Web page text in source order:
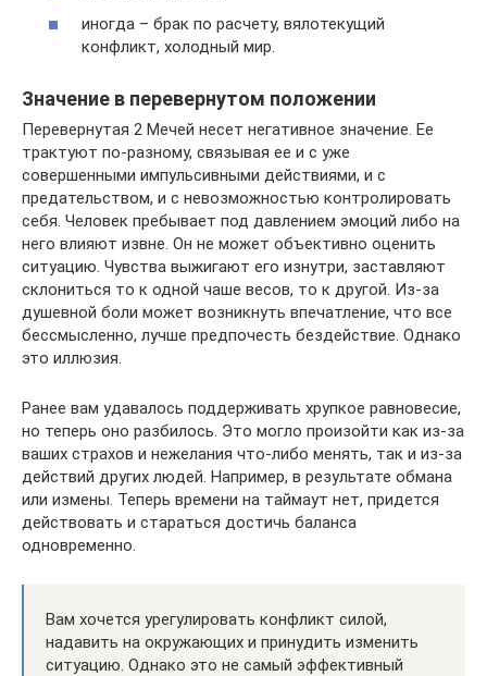
иногда – брак по расчету, вялотекущий
конфликт, холодный мир.
Значение в перевернутом положении
Перевернутая 2 Мечей несет негативное значение. Ее
трактуют по-разному, связывая ее и с уже
совершенными импульсивными действиями, и с
предательством, и с невозможностью контролировать
себя. Человек пребывает под давлением эмоций либо на
него влияют извне. Он не может объективно оценить
ситуацию. Чувства выжигают его изнутри, заставляют
склониться то к одной чаше весов, то к другой. Из-за
душевной боли может возникнуть впечатление, что все
бессмысленно, лучше предпочесть бездействие. Однако
это иллюзия.
Ранее вам удавалось поддерживать хрупкое равновесие,
но теперь оно разбилось. Это могло произойти как из-за
ваших страхов и нежелания что-либо менять, так и из-за
действий других людей. Например, в результате обмана
или измены. Теперь времени на таймаут нет, придется
действовать и стараться достичь баланса
одновременно.
Вам хочется урегулировать конфликт силой,
надавить на окружающих и принудить изменить
ситуацию. Однако это не самый эффективный